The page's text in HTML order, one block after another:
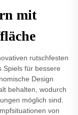
mit
rutschfesten
Spiels für bessere
Design
behalten, wodurch
möglich sind.
von